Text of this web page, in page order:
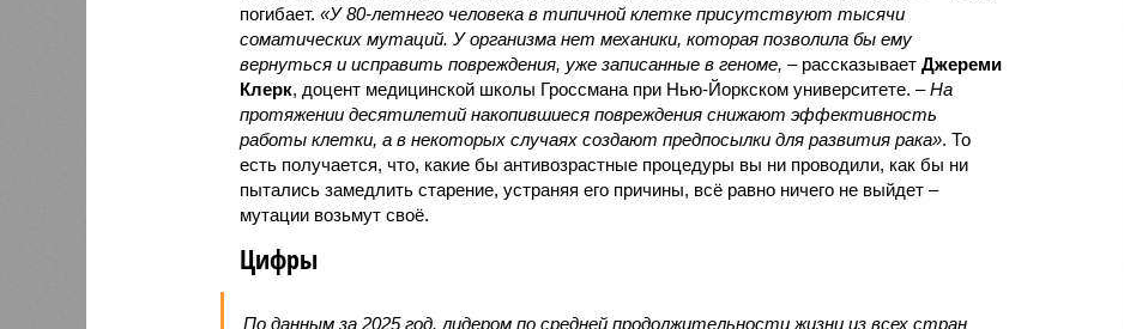
погибает. «У 80-летнего человека в типичной клетке присутствуют тысячи
соматических мутаций. У организма нет механики, которая позволила бы ему
вернуться и исправить повреждения, уже записанные в геноме, – рассказывает Джереми
Клерк, доцент медицинской школы Гроссмана при Нью-Йоркском университете. – На
протяжении десятилетий накопившиеся повреждения снижают эффективность
работы клетки, а в некоторых случаях создают предпосылки для развития рака». То
есть получается, что, какие бы антивозрастные процедуры вы ни проводили, как бы ни
пытались замедлить старение, устраняя его причины, всё равно ничего не выйдет –
мутации возьмут своё.
Цифры
По данным за 2025 год, лидером по средней продолжительности жизни из всех стран